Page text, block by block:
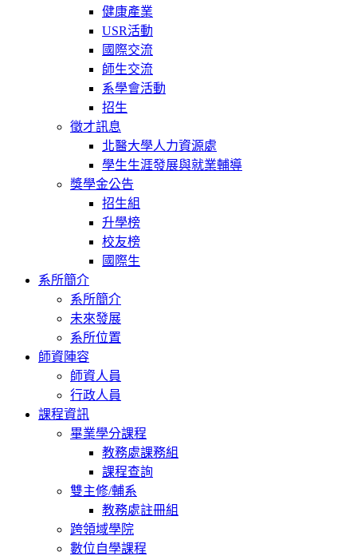
健康產業
USR活動
國際交流
師生交流
系學會活動
招生
徵才訊息
北醫大學人力資源處
學生生涯發展與就業輔導
獎學金公告
招生組
升學榜
校友榜
國際生
系所簡介
系所簡介
未來發展
系所位置
師資陣容
師資人員
行政人員
課程資訊
畢業學分課程
教務處課務組
課程查詢
雙主修/輔系
教務處註冊組
跨領域學院
數位自學課程